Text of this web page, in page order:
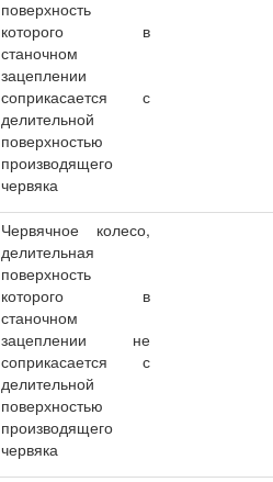
поверхность
которого в
станочном
зацеплении
соприкасается с
делительной
поверхностью
производящего
червяка
Червячное колесо,
делительная
поверхность
которого в
станочном
зацеплении не
соприкасается с
делительной
поверхностью
производящего
червяка